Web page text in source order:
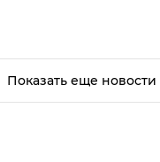
Показать еще новости